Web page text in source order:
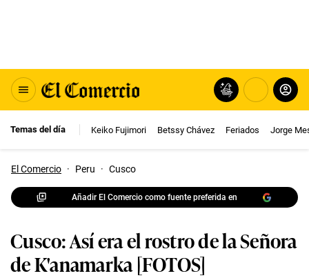
Temas del día Keiko Fujimori Betssy Chávez Feriados Jorge
El Comercio · Peru · Cusco
Añadir El Comercio como fuente preferida en
Cusco: Así era el rostro de la Señora
de K'anamarka [FOTOS]